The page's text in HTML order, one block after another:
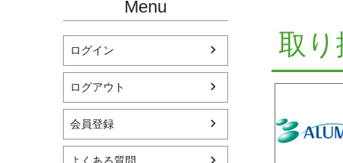
Menu
ログイン
ログアウト
会員登録
取り